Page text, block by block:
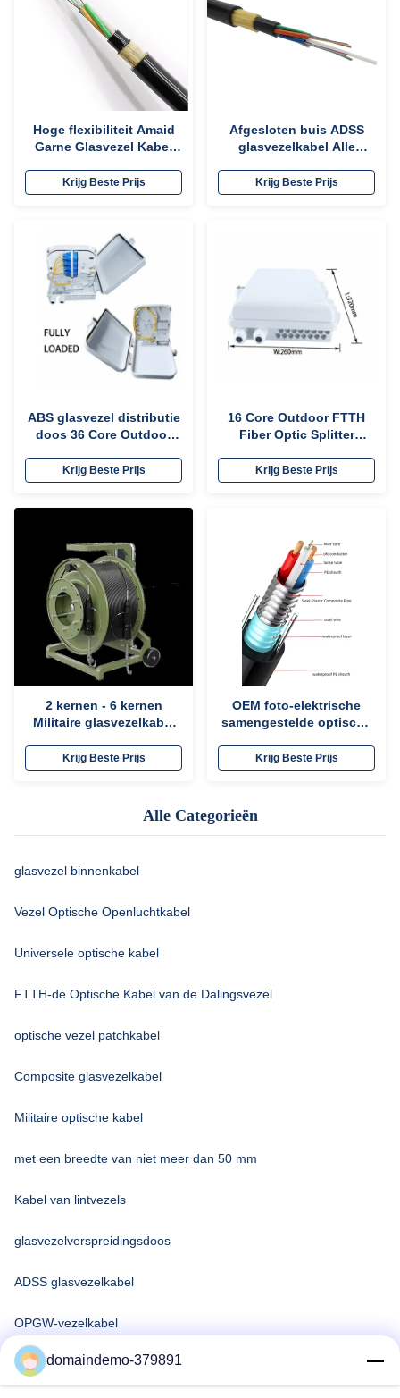
Hoge flexibiliteit Amaid
Garne Glasvezel Kabel
Glasvezel Lichtgewicht
Krijg Beste Prijs
Afgesloten buis ADSS
glasvezelkabel Alle
zelfdragende
luchtvezelkabel
Krijg Beste Prijs
ABS glasvezel distributie
doos 36 Core Outdoor
Terminatie Doos OEM
Grootte
Krijg Beste Prijs
16 Core Outdoor FTTH
Fiber Optic Splitter
mm 1,2 mm Dikte
Krijg Beste Prijs
2 kernen - 6 kernen
Militaire glasvezelkabel
aanpasbare lengte
Krijg Beste Prijs
OEM foto-elektrische
samengestelde optische
hybride vezelkabel
GYXTW RVV
Krijg Beste Prijs
Alle Categorieën
glasvezel binnenkabel
Vezel Optische Openluchtkabel
Universele optische kabel
FTTH-de Optische Kabel van de Dalingsvezel
optische vezel patchkabel
Composite glasvezelkabel
Militaire optische kabel
met een breedte van niet meer dan 50 mm
Kabel van lintvezels
glasvezelverspreidingsdoos
ADSS glasvezelkabel
OPGW-vezelkabel
domaindemo-379891